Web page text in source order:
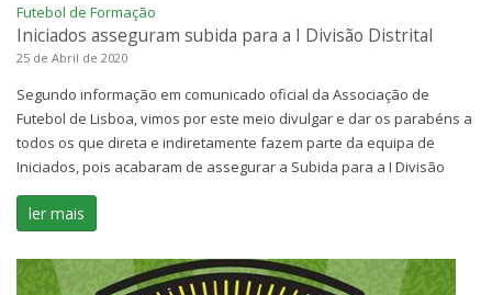
Futebol de Formação
Iniciados asseguram subida para a I Divisão Distrital
25 de Abril de 2020
Segundo informação em comunicado oficial da Associação de
Futebol de Lisboa, vimos por este meio divulgar e dar os parabéns a
todos os que direta e indiretamente fazem parte da equipa de
Iniciados, pois acabaram de assegurar a Subida para a I Divisão
ler mais